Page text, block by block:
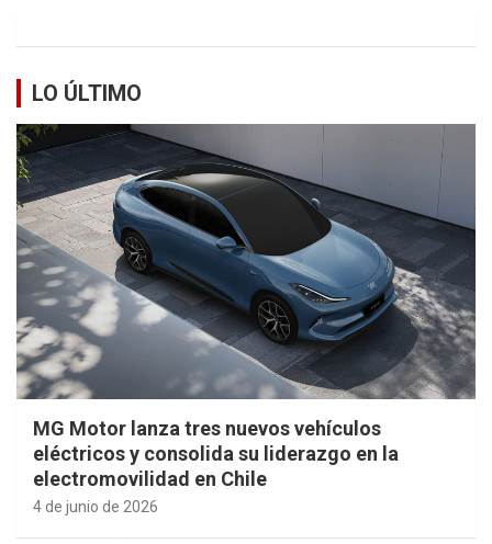
LO ÚLTIMO
MG Motor lanza tres nuevos vehículos
eléctricos y consolida su liderazgo en la
electromovilidad en Chile
4 de junio de 2026